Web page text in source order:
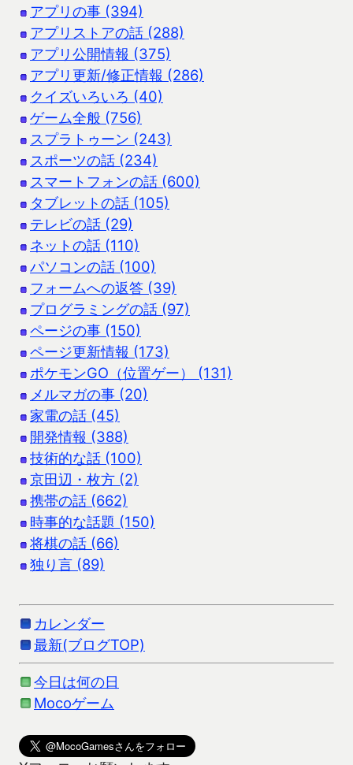
アプリの事 (394)
アプリストアの話 (288)
アプリ公開情報 (375)
アプリ更新/修正情報 (286)
クイズいろいろ (40)
ゲーム全般 (756)
スプラトゥーン (243)
スポーツの話 (234)
スマートフォンの話 (600)
タブレットの話 (105)
テレビの話 (29)
ネットの話 (110)
パソコンの話 (100)
フォームへの返答 (39)
プログラミングの話 (97)
ページの事 (150)
ページ更新情報 (173)
ポケモンGO（位置ゲー） (131)
メルマガの事 (20)
家電の話 (45)
開発情報 (388)
技術的な話 (100)
京田辺・枚方 (2)
携帯の話 (662)
時事的な話題 (150)
将棋の話 (66)
独り言 (89)
カレンダー
最新(ブログTOP)
今日は何の日
Mocoゲーム